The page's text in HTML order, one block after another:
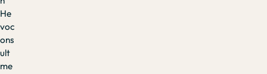
He
voc
ons
ult
me